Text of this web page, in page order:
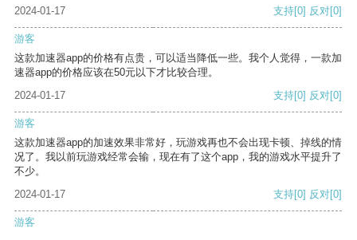
2024-01-17
支持[0] 反对[0]
游客
这款加速器app的价格有点贵，可以适当降低一些。我个人觉得，一款加
速器app的价格应该在50元以下才比较合理。
2024-01-17
支持[0] 反对[0]
游客
这款加速器app的加速效果非常好，玩游戏再也不会出现卡顿、掉线的情
况了。我以前玩游戏经常会输，现在有了这个app，我的游戏水平提升了
不少。
2024-01-17
支持[0] 反对[0]
游客